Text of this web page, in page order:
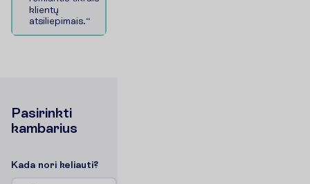
klientų
atsiliepimais.“
Pasirinkti
kambarius
Kada nori keliauti?